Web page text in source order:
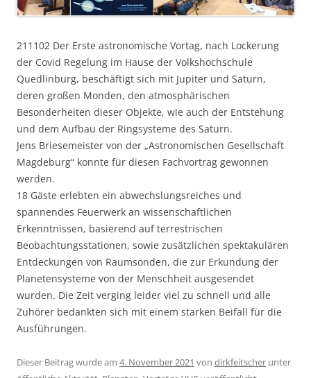
211102 Der Erste astronomische Vortag, nach Lockerung
der Covid Regelung im Hause der Volkshochschule
Quedlinburg, beschäftigt sich mit Jupiter und Saturn,
deren großen Monden, den atmosphärischen
Besonderheiten dieser Objekte, wie auch der Entstehung
und dem Aufbau der Ringsysteme des Saturn.
Jens Briesemeister von der „Astronomischen Gesellschaft
Magdeburg“ konnte für diesen Fachvortrag gewonnen
werden.
18 Gäste erlebten ein abwechslungsreiches und
spannendes Feuerwerk an wissenschaftlichen
Erkenntnissen, basierend auf terrestrischen
Beobachtungsstationen, sowie zusätzlichen spektakulären
Entdeckungen von Raumsonden, die zur Erkundung der
Planetensysteme von der Menschheit ausgesendet
wurden. Die Zeit verging leider viel zu schnell und alle
Zuhörer bedankten sich mit einem starken Beifall für die
Ausführungen.
Dieser Beitrag wurde am 4. November 2021 von dirkfeitscher unter